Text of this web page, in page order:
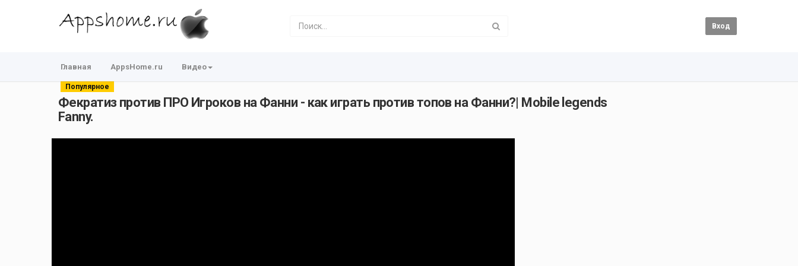
Вход
Главная AppsHome.ru Видео
Популярное
Фекратиз против ПРО Игроков на Фанни - как играть против топов на Фанни?| Mobile legends
Fanny.